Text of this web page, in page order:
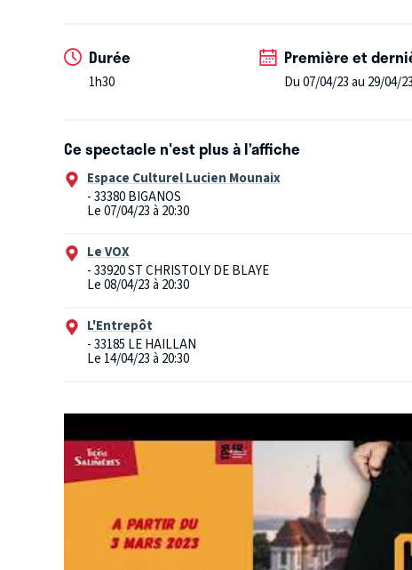
Durée
1h30
Première et
Du 07/04/23 au 29/04/23
Ce spectacle n'est plus à l’affiche
Espace Culturel Lucien Mounaix
- 33380 BIGANOS
Le 07/04/23 à 20:30
Le VOX
- 33920 ST CHRISTOLY DE BLAYE
Le 08/04/23 à 20:30
L'Entrepôt
- 33185 LE HAILLAN
Le 14/04/23 à 20:30
- 33230 COUTRAS
Le 15/04/23 à 20:30
Espace Culturel Georges Brassens
Salle l'Escoure